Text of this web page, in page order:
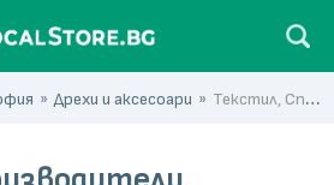
Дрехи и аксесоари Текстил, Спално бельо